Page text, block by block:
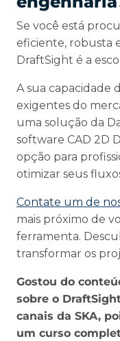
Se você está
eficiente, robusta
DraftSight é a
A sua capacidade
exigentes do
uma solução da
software CAD 2D
opção para
otimizar seus
Contate um de
mais próximo de
ferramenta.
transformar os
Gostou do
sobre o
canais da SKA,
um curso